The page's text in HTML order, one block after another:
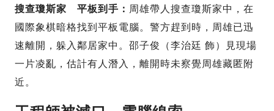
搜查瓊斯家 平板到手： 周雄帶人搜查瓊斯家中，在
國際象棋暗格找到平板電腦。警方趕到時，周雄已迅
速離開，躲入鄰居家中。邵子俊（李治廷 飾）見現場
一片凌亂，估計有人潛入，離開時未察覺周雄藏匿附
近。